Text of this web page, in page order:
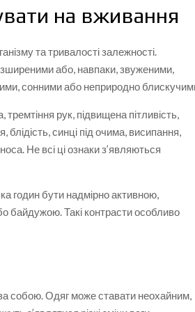
на вживання
та тривалості залежності.
або, навпаки, звуженими,
сонними або неприродно
рук, підвищена пітливість,
блідість, синці під очима, висипання,
Не всі ці ознаки з’являються
годин бути надмірно активною,
байдужою. Такі контрасти особливо
собою. Одяг може ставати неохайним,